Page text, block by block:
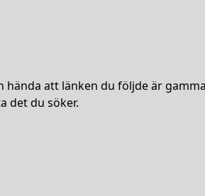
hända att länken du följde är
det du söker.